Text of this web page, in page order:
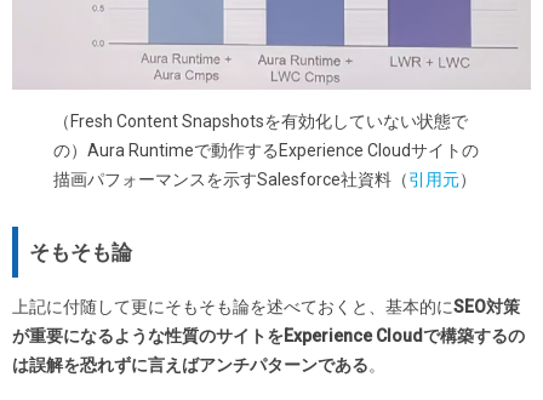
（Fresh Content Snapshotsを有効化していない状態で
の）Aura Runtimeで動作するExperience Cloudサイトの
描画パフォーマンスを示すSalesforce社資料（引用元）
そもそも論
上記に付随して更にそもそも論を述べておくと、基本的にSEO対策
が重要になるような性質のサイトをExperience Cloudで構築するの
は誤解を恐れずに言えばアンチパターンである。